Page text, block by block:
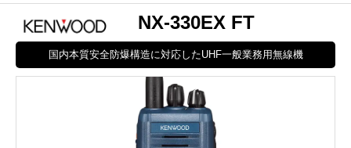
NX-330EX FT
国内本質安全防爆構造に対応したUHF一般業務用無線機